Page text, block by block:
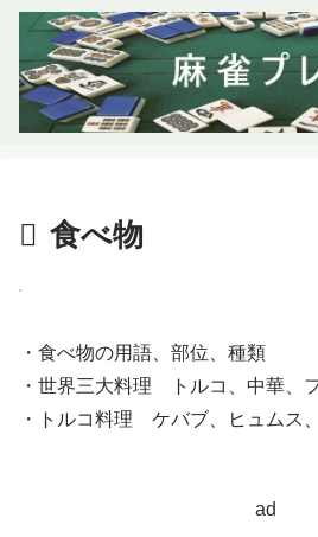
食べ物
・食べ物の用語、部位、種類
・世界三大料理 トルコ、中華、
・トルコ料理 ケバブ、ヒュムス
ad